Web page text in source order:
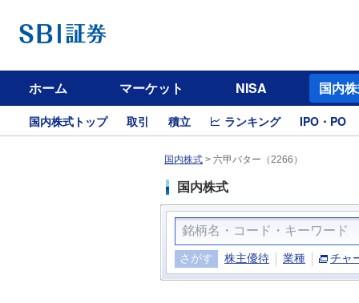
ホーム マーケット NISA 国内
国内株式トップ 取引 積立 ランキング IPO・PO
国内株式 > 六甲バター（2266）
国内株式
さがす 株主優待 業種 チャ